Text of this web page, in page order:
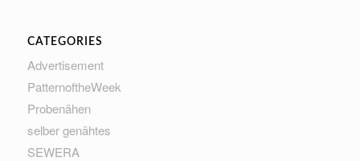
CATEGORIES
Advertisement
PatternoftheWeek
Probenähen
selber genähtes
SEWERA